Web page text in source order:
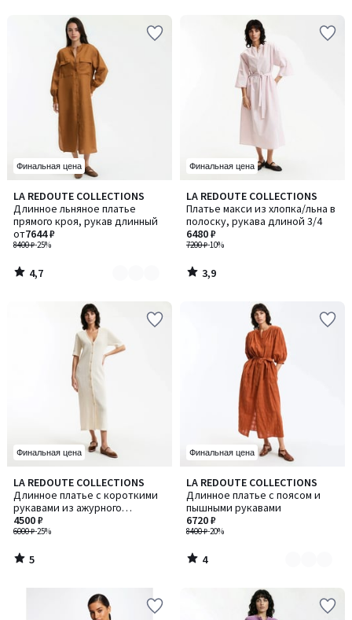
Финальная цена
LA REDOUTE COLLECTIONS
Длинное льняное платье
прямого кроя, рукав длинный
8400 ₽-25%
от7644 ₽
4,7
/ 5
Количество
цветов:
3
4,7
/
Финальная цена
LA REDOUTE COLLECTIONS
Платье макси из хлопка/льна в
полоску, рукава длиной 3/4
7200 ₽-10%
6480 ₽
3,9
/ 5
3,9
/
Финальная цена
LA REDOUTE COLLECTIONS
Длинное платье с короткими
рукавами из ажурного
трикотажа
6000 ₽-25%
4500 ₽
5
/
5
5
/
Финальная цена
LA REDOUTE COLLECTIONS
Длинное платье с поясом и
пышными рукавами
8400 ₽-20%
6720 ₽
4
/
5
Количество
цветов:
2
4
/